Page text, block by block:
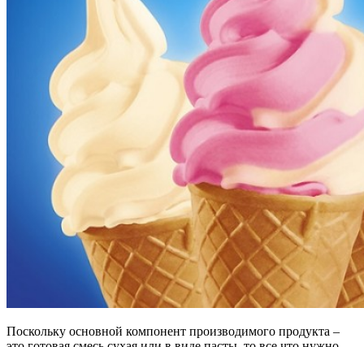
Поскольку основной компонент производимого продукта –